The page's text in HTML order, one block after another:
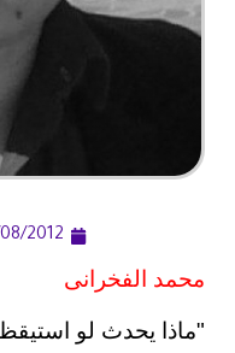
2012
محمد الفخرانى
"ماذا يحدث لو